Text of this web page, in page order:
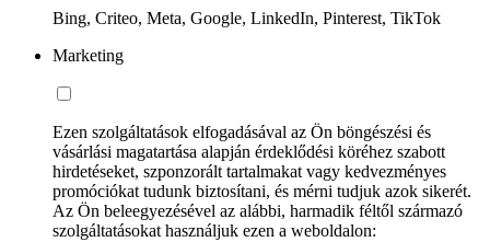
Bing, Criteo, Meta, Google, LinkedIn, Pinterest, TikTok
Marketing
Ezen szolgáltatások elfogadásával az Ön böngészési és
vásárlási magatartása alapján érdeklődési köréhez szabott
hirdetéseket, szponzorált tartalmakat vagy kedvezményes
promóciókat tudunk biztosítani, és mérni tudjuk azok sikerét.
Az Ön beleegyezésével az alábbi, harmadik féltől származó
szolgáltatásokat használjuk ezen a weboldalon: